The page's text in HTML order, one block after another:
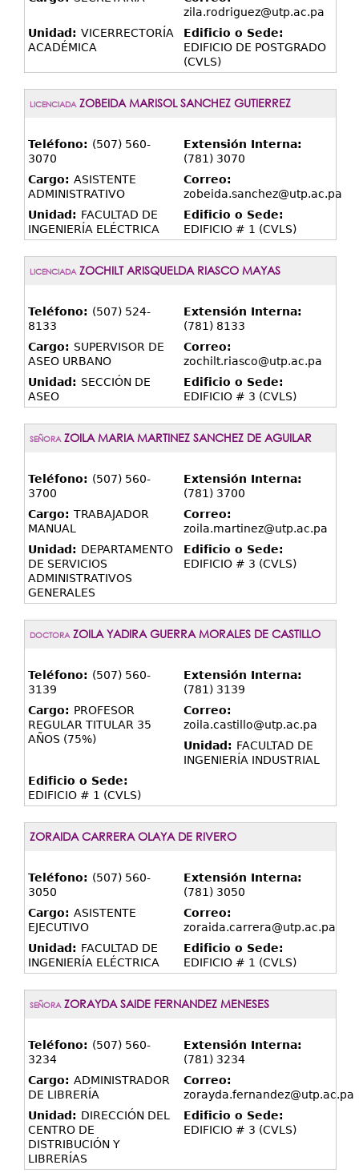
zila.rodriguez@utp.ac.pa
Unidad: VICERRECTORÍA
ACADÉMICA
Edificio o Sede:
EDIFICIO DE POSTGRADO
(CVLS)
LICENCIADA ZOBEIDA MARISOL SANCHEZ GUTIERREZ
Teléfono: (507) 560-
3070
Extensión Interna:
(781) 3070
Cargo: ASISTENTE
ADMINISTRATIVO
Correo:
zobeida.sanchez@utp.ac.pa
Unidad: FACULTAD DE
INGENIERÍA ELÉCTRICA
Edificio o Sede:
EDIFICIO # 1 (CVLS)
LICENCIADA ZOCHILT ARISQUELDA RIASCO MAYAS
Teléfono: (507) 524-
8133
Extensión Interna:
(781) 8133
Cargo: SUPERVISOR DE
ASEO URBANO
Correo:
zochilt.riasco@utp.ac.pa
Unidad: SECCIÓN DE
ASEO
Edificio o Sede:
EDIFICIO # 3 (CVLS)
SEÑORA ZOILA MARIA MARTINEZ SANCHEZ DE AGUILAR
Teléfono: (507) 560-
3700
Extensión Interna:
(781) 3700
Cargo: TRABAJADOR
MANUAL
Correo:
zoila.martinez@utp.ac.pa
Unidad: DEPARTAMENTO
DE SERVICIOS
ADMINISTRATIVOS
GENERALES
Edificio o Sede:
EDIFICIO # 3 (CVLS)
DOCTORA ZOILA YADIRA GUERRA MORALES DE CASTILLO
Teléfono: (507) 560-
3139
Extensión Interna:
(781) 3139
Cargo: PROFESOR
REGULAR TITULAR 35
AÑOS (75%)
Correo:
zoila.castillo@utp.ac.pa
Unidad: FACULTAD DE
INGENIERÍA INDUSTRIAL
Edificio o Sede:
EDIFICIO # 1 (CVLS)
ZORAIDA CARRERA OLAYA DE RIVERO
Teléfono: (507) 560-
3050
Extensión Interna:
(781) 3050
Cargo: ASISTENTE
EJECUTIVO
Correo:
zoraida.carrera@utp.ac.pa
Unidad: FACULTAD DE
INGENIERÍA ELÉCTRICA
Edificio o Sede:
EDIFICIO # 1 (CVLS)
SEÑORA ZORAYDA SAIDE FERNANDEZ MENESES
Teléfono: (507) 560-
3234
Extensión Interna:
(781) 3234
Cargo: ADMINISTRADOR
DE LIBRERÍA
Correo:
zorayda.fernandez@utp.ac.pa
Unidad: DIRECCIÓN DEL
CENTRO DE
DISTRIBUCIÓN Y
LIBRERÍAS
Edificio o Sede:
EDIFICIO # 3 (CVLS)